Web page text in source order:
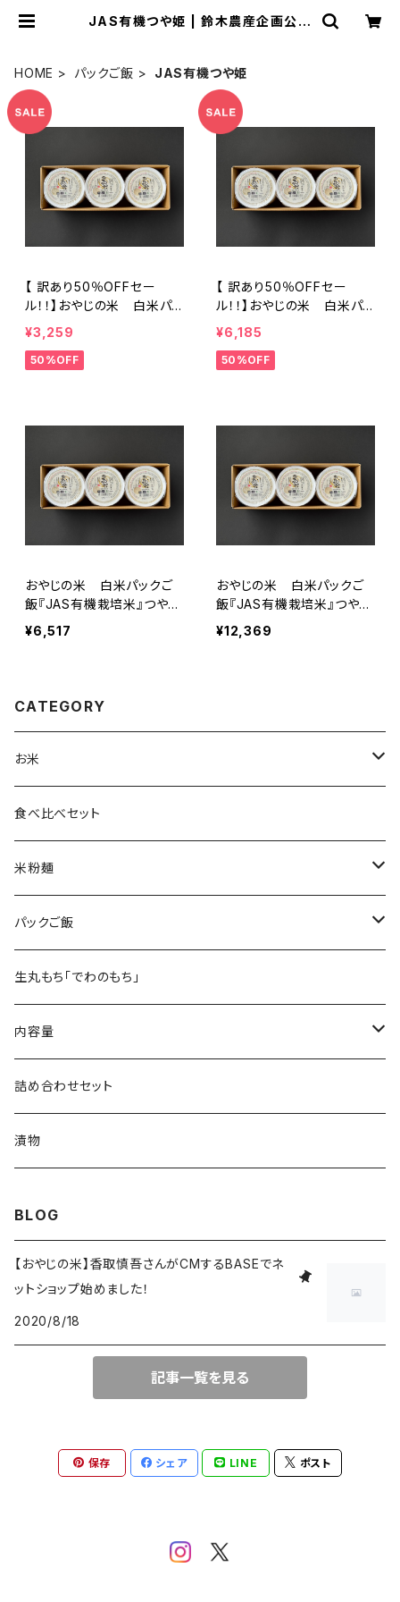
JAS有機つや姫 | 鈴木農産企画公式
HOME パックご飯 JAS有機つや姫
【 訳あり50％OFFセー
ル！！】おやじの米 白米パッ
クご飯『JAS有機栽培米』つ
や姫 150g×18個
¥3,259
50%OFF
【 訳あり50％OFFセー
ル！！】おやじの米 白米パッ
クご飯『JAS有機栽培米』つ
や姫 150g×36個
¥6,185
50%OFF
おやじの米 白米パックご
飯『JAS有機栽培米』つや姫
150g×18個
¥6,517
おやじの米 白米パックご
飯『JAS有機栽培米』つや姫
150g×36個
¥12,369
CATEGORY
お米
つや姫
コシヒカリ
雪若丸
ササニシキ
はえぬき
ひとめぼれ
食べ比べセット
米粉麺
おやじの米めん
おやじの米うどん
パックご飯
JAS有機コシヒカリ
JAS有機つや姫
生丸もち「でわのもち」
内容量
2kg
4kg
詰め合わせセット
漬物
BLOG
【おやじの米】香取慎吾さんがCMするBASEでネ
ットショップ始めました！
2020/8/18
記事一覧を見る
保存 シェア LINE ポスト